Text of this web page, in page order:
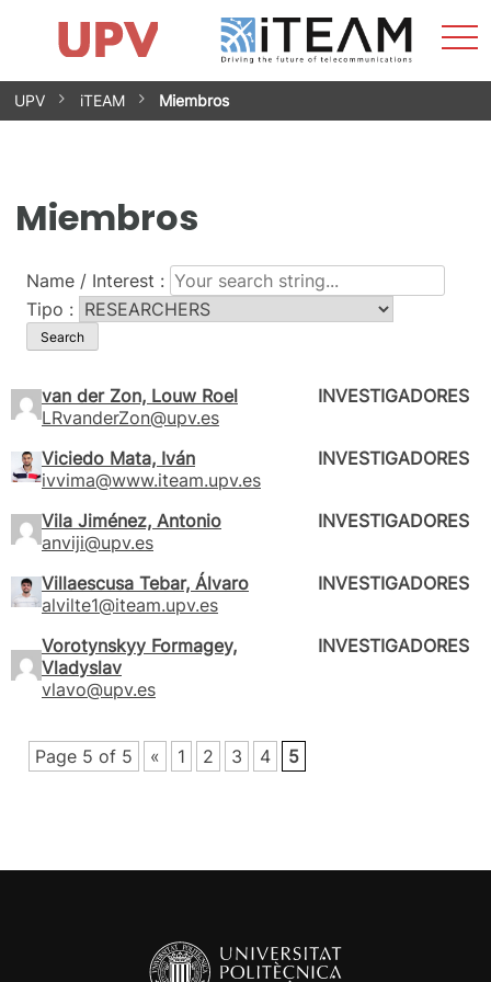
Saltar
Impacto
Grupos de investigación
Instalaciones
Spin-offs
Contacto
Prácticas
Noticias
Unidad de Igualdad
UPV iTEAM Miembros
Miembros
Name / Interest :
Tipo :
van der Zon, Louw Roel
LRvanderZon@upv.es
INVESTIGADORES
Viciedo Mata, Iván
ivvima@www.iteam.upv.es
INVESTIGADORES
Vila Jiménez, Antonio
anviji@upv.es
INVESTIGADORES
Villaescusa Tebar, Álvaro
alvilte1@iteam.upv.es
INVESTIGADORES
Vorotynskyy Formagey,
Vladyslav
vlavo@upv.es
INVESTIGADORES
Page 5 of 5 « 1 2 3 4 5